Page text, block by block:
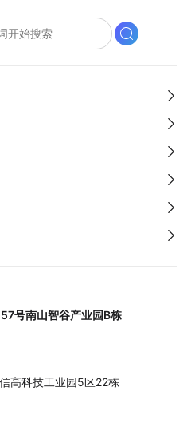
号南山智谷产业园B栋
高科技工业园5区22栋